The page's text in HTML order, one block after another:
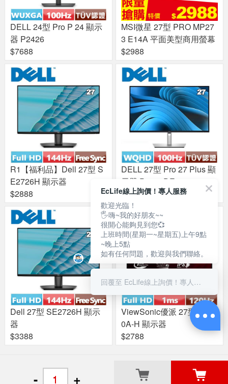
- +
DELL 24型 Pro P 24 顯示
器 P2426
$7688
MSI微星 27型 PRO MP27
3 E14A 平面美型商用螢幕
$2988
R1【福利品】Dell 27型 S
E2726H 顯示器
$2888
DELL 27型 Pro 27 Plus 顯
示器 P2725DE
$12888
Dell 27型 SE2726H 顯示
器
$3388
ViewSonic優派 27型 VA27
0A-H 顯示器
$2788
關於良興
EcLife線上詢價！專人服務
歡迎光臨！
🖐嗨~我的好朋友~~
很開心能夠見到您💞
上班時間(星期一~星期五)上午9點
~晚上5點
如有任何問題，歡迎與我們聯絡。
回覆至 EcLife線上詢價！專人服務